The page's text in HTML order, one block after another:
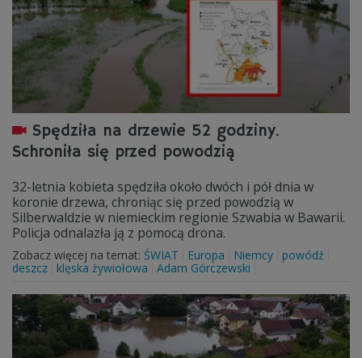
Spędziła na drzewie 52 godziny.
Schroniła się przed powodzią
32-letnia kobieta spędziła około dwóch i pół dnia w
koronie drzewa, chroniąc się przed powodzią w
Silberwaldzie w niemieckim regionie Szwabia w Bawarii.
Policja odnalazła ją z pomocą drona.
Zobacz więcej na temat: ŚWIAT Europa Niemcy
powódź
deszcz
klęska żywiołowa Adam Górczewski